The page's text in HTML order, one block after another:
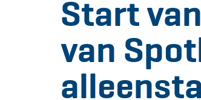
Start
van